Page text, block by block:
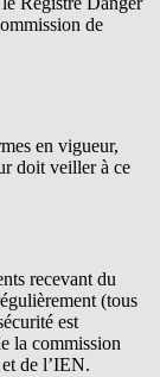
de
en vigueur,
doit veiller à ce
recevant du
(tous
est
la commission
de l’IEN.